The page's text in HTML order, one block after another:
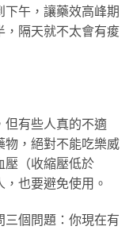
午，讓藥效高峰期
，隔天就不太會有痠
但有些人真的不適
物，絕對不能吃樂威
壓（收縮壓低於
也要避免使用。
個問題：你現在有